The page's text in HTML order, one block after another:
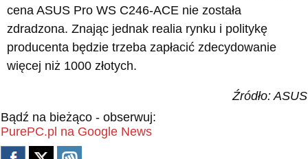
cena ASUS Pro WS C246-ACE nie została
zdradzona. Znając jednak realia rynku i politykę
producenta będzie trzeba zapłacić zdecydowanie
więcej niż 1000 złotych.
Źródło: ASUS
Bądź na bieżąco - obserwuj:
PurePC.pl na Google News